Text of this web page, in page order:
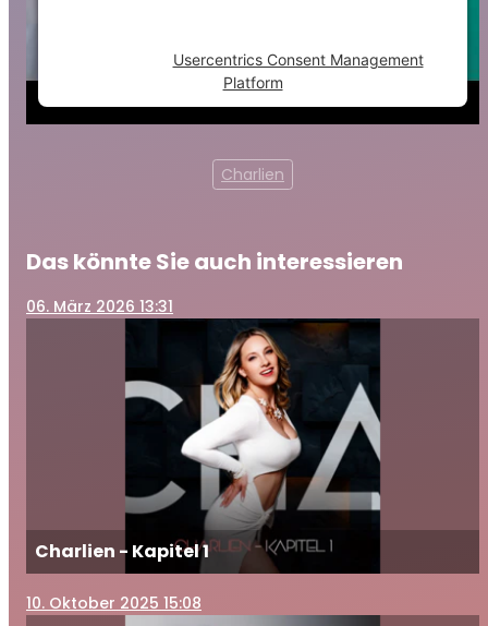
Usercentrics Consent Management
Platform
Charlien
Das könnte Sie auch interessieren
06. März 2026 13:31
Charlien - Kapitel 1
10. Oktober 2025 15:08